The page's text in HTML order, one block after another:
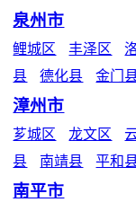
泉州市
鲤城区 丰泽区
县
德化县 金门
漳州市
芗城区 龙文区
县
南靖县 平和
南平市